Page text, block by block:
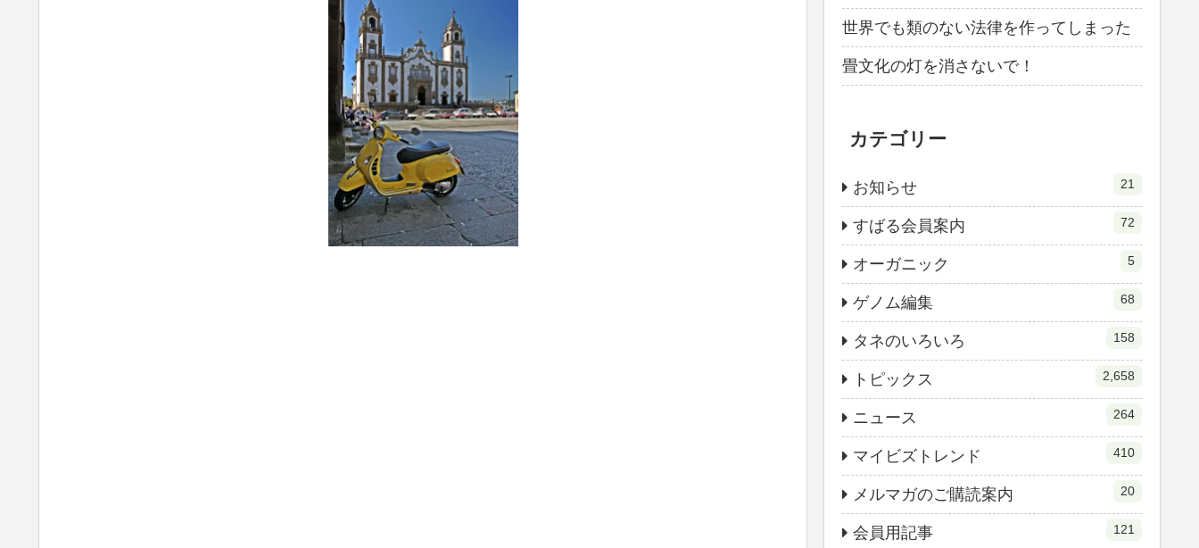
世界でも類のない法律を作ってしまった
畳文化の灯を消さないで！
カテゴリー
お知らせ 21
すばる会員案内 72
オーガニック 5
ゲノム編集 68
タネのいろいろ 158
トピックス 2,658
ニュース 264
マイビズトレンド 410
メルマガのご購読案内 20
会員用記事 121